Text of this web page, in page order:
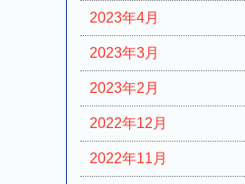
2023年4月
2023年3月
2023年2月
2022年12月
2022年11月